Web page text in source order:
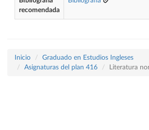
recomendada
Inicio
Graduado en Estudios Ingleses
Asignaturas del plan 416
Literatura